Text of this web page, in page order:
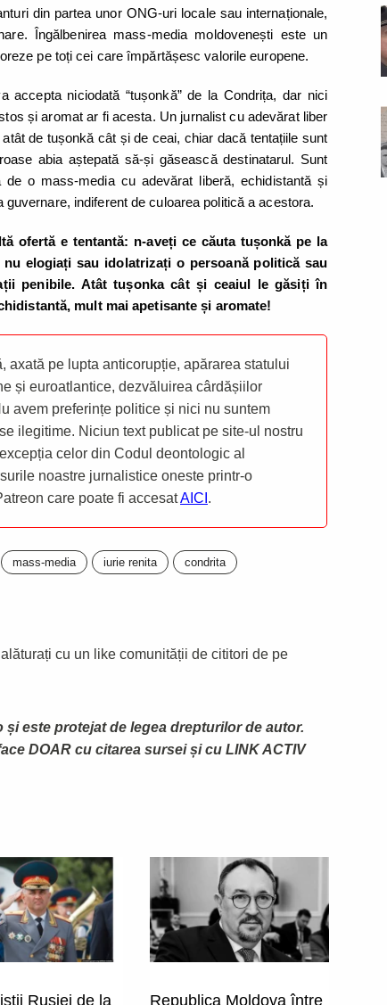
din partea unor ONG-uri locale sau internaționale,
Îngălbenirea mass-media moldovenești este un
pe toți cei care împărtășesc valorile europene.
accepta niciodată “tușonkă” de la Condrița, dar nici
și aromat ar fi acesta. Un jurnalist cu adevărat liber
de tușonkă cât și de ceai, chiar dacă tentațiile sunt
abia aștepată să-și găsească destinatarul. Sunt
o mass-media cu adevărat liberă, echidistantă și
indiferent de culoarea politică a acestora.
ofertă e tentantă: n-aveți ce căuta tușonkă pe la
elogiați sau idolatrizați o persoană politică sau
penibile. Atât tușonka cât și ceaiul le găsiți în
mult mai apetisante și aromate!
axată pe lupta anticorupție, apărarea statului
și euroatlantice, dezvăluirea cârdășiilor
avem preferințe politice și nici nu suntem
ilegitime. Niciun text publicat pe site-ul nostru
celor din Codul deontologic al
noastre jurnalistice oneste printr-o
care poate fi accesatAICI .
mass-media iurie renita condrita
cu un like comunității de cititori de pe
este protejat de legea drepturilor de autor.
DOAR cu citarea sursei și cu LINK ACTIV
Rusiei de la Republica Moldova între